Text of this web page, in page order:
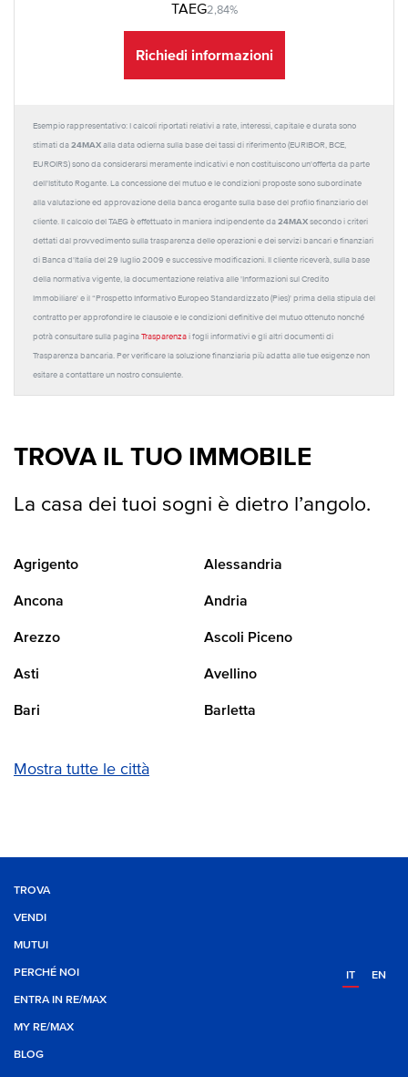
TAEG2,84%
Richiedi informazioni
Esempio rappresentativo: I calcoli riportati relativi a rate, interessi, capitale e durata sono
stimati da 24MAX alla data odierna sulla base dei tassi di riferimento (EURIBOR, BCE,
EUROIRS) sono da considerarsi meramente indicativi e non costituiscono un'offerta da parte
dell'Istituto Rogante. La concessione del mutuo e le condizioni proposte sono subordinate
alla valutazione ed approvazione della banca erogante sulla base del profilo finanziario del
cliente. Il calcolo del TAEG è effettuato in maniera indipendente da 24MAX secondo i criteri
dettati dal provvedimento sulla trasparenza delle operazioni e dei servizi bancari e finanziari
di Banca d'Italia del 29 luglio 2009 e successive modificazioni. Il cliente riceverà, sulla base
della normativa vigente, la documentazione relativa alle 'Informazioni sul Credito
Immobiliare' e il “Prospetto Informativo Europeo Standardizzato (Pies)' prima della stipula del
contratto per approfondire le clausole e le condizioni definitive del mutuo ottenuto nonché
potrà consultare sulla pagina Trasparenza i fogli informativi e gli altri documenti di
Trasparenza bancaria. Per verificare la soluzione finanziaria più adatta alle tue esigenze non
esitare a contattare un nostro consulente.
TROVA IL TUO IMMOBILE
La casa dei tuoi sogni è dietro l’angolo.
Agrigento Alessandria
Ancona Andria
Arezzo Ascoli Piceno
Asti Avellino
Bari Barletta
Mostra tutte le città
TROVA
VENDI
MUTUI
PERCHÉ NOI
ENTRA IN RE/MAX
MY RE/MAX
BLOG
IT EN